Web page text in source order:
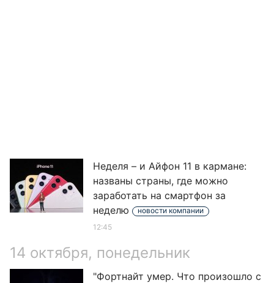
Неделя – и Айфон 11 в кармане:
названы страны, где можно
заработать на смартфон за
неделю
новости компании
12:45
14 октября, понедельник
"Фортнайт умер. Что произошло с